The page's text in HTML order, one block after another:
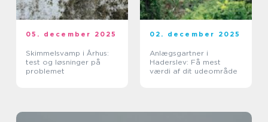
05. december 2025
Skimmelsvamp i Århus:
test og løsninger på
problemet
02. december 2025
Anlægsgartner i
Haderslev: Få mest
værdi af dit udeområde